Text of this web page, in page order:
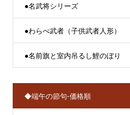
●名武将シリーズ
●わらべ武者（子供武者人形）
●名前旗と室内吊るし鯉のぼり
◆端午の節句-価格順